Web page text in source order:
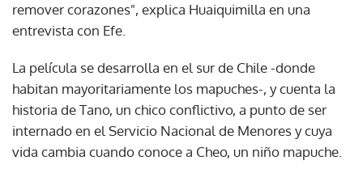
remover corazones", explica Huaiquimilla en una
entrevista con Efe.
La película se desarrolla en el sur de Chile -donde
habitan mayoritariamente los mapuches-, y cuenta la
historia de Tano, un chico conflictivo, a punto de ser
internado en el Servicio Nacional de Menores y cuya
vida cambia cuando conoce a Cheo, un niño mapuche.